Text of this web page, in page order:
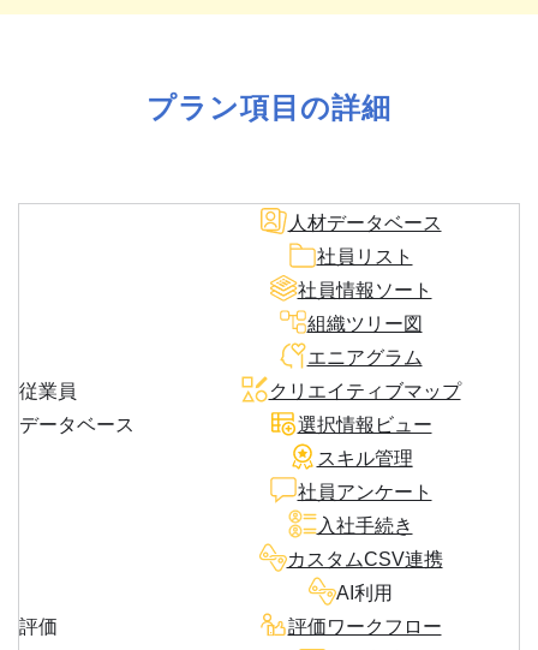
プラン項目の詳細
従業員
データベース
人材データベース
社員リスト
社員情報ソート
組織ツリー図
エニアグラム
クリエイティブマップ
選択情報ビュー
スキル管理
社員アンケート
入社手続き
カスタムCSV連携
AI利用
評価
評価ワークフロー